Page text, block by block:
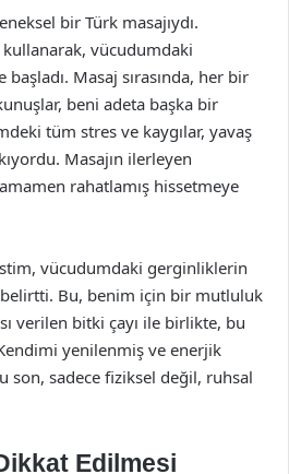
bir Türk masajıydı.
vücudumdaki
Masaj sırasında, her bir
beni adeta başka bir
tüm stres ve kaygılar, yavaş
Masajın ilerleyen
rahatlamış hissetmeye
vücudumdaki gerginliklerin
belirtti. Bu, benim için bir mutluluk
verilen bitki çayı ile birlikte, bu
yenilenmiş ve enerjik
son, sadece fiziksel değil, ruhsal
Edilmesi